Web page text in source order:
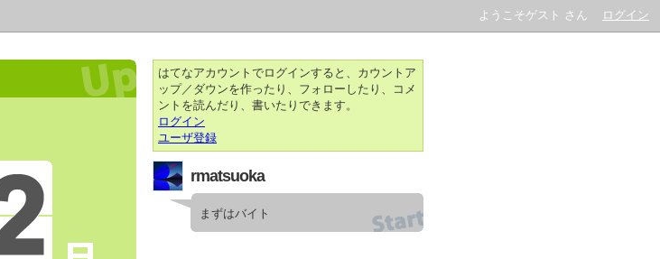
ようこそゲスト さん ログイン
はてなアカウントでログインすると、カウントア
ップ／ダウンを作ったり、フォローしたり、コメ
ントを読んだり、書いたりできます。
ログイン
ユーザ登録
rmatsuoka
まずはバイト